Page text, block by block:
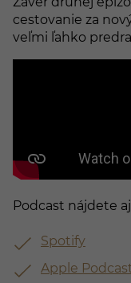
cestovanie za
veľmi ľahko
Podcast nájdete
Spotify
Apple